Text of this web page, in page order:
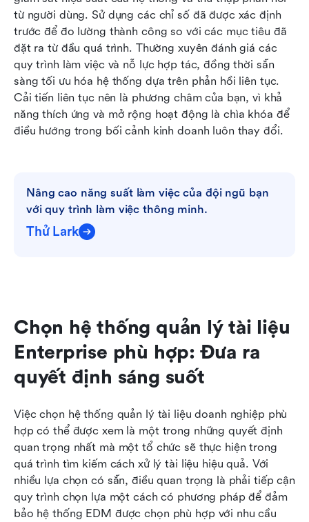
từ người dùng. Sử dụng các chỉ số đã được xác định
trước để đo lường thành công so với các mục tiêu đã
đặt ra từ đầu quá trình. Thường xuyên đánh giá các
quy trình làm việc và nỗ lực hợp tác, đồng thời sẵn
sàng tối ưu hóa hệ thống dựa trên phản hồi liên tục.
Cải tiến liên tục nên là phương châm của bạn, vì khả
năng thích ứng và mở rộng hoạt động là chìa khóa để
điều hướng trong bối cảnh kinh doanh luôn thay đổi.
Nâng cao năng suất làm việc của đội ngũ bạn
với quy trình làm việc thông minh.
Thử Lark
Chọn hệ thống quản lý tài liệu
Enterprise phù hợp: Đưa ra
quyết định sáng suốt
Việc chọn hệ thống quản lý tài liệu doanh nghiệp phù
hợp có thể được xem là một trong những quyết định
quan trọng nhất mà một tổ chức sẽ thực hiện trong
quá trình tìm kiếm cách xử lý tài liệu hiệu quả. Với
nhiều lựa chọn có sẵn, điều quan trọng là phải tiếp cận
quy trình chọn lựa một cách có phương pháp để đảm
bảo hệ thống EDM được chọn phù hợp với nhu cầu